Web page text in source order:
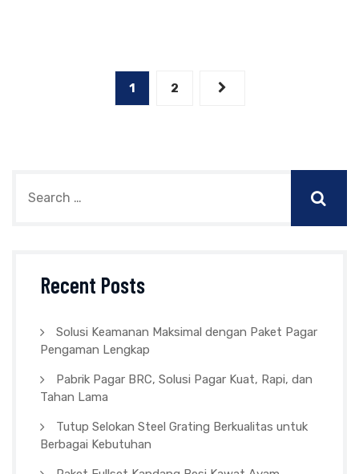
1 2
Recent Posts
Solusi Keamanan Maksimal dengan Paket Pagar
Pengaman Lengkap
Pabrik Pagar BRC, Solusi Pagar Kuat, Rapi, dan
Tahan Lama
Tutup Selokan Steel Grating Berkualitas untuk
Berbagai Kebutuhan